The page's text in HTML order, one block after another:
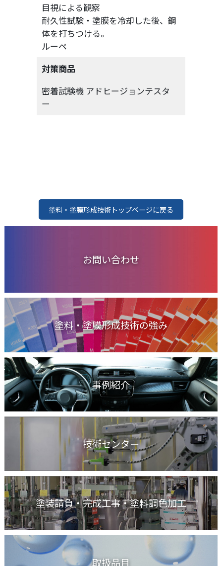
目視による観察
耐久性試験・塗膜を冷却した後、鋼
体を打ちつける。
ルーペ
対策商品
密着試験機 アドヒージョンテスタ
ー
塗料・塗膜形成技術トップページに戻る
お問い合わせ
塗料・塗膜形成技術の強み
事例紹介
技術センター
塗装請負・完成工事・塗料調色加工
取扱品目